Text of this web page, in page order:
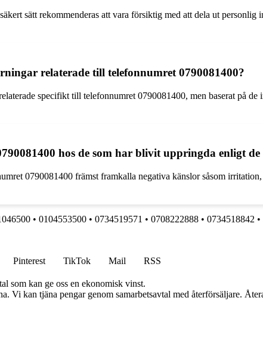
sätt rekommenderas att vara försiktig med att dela ut
relaterade till telefonnumret 0790081400?
specifikt till telefonnumret 0790081400, men baserat på
hos de som har blivit uppringda enligt de
0790081400 främst framkalla negativa känslor såsom
• 0104553500 • 0734519571 • 0708222888 • 0734518842 •
Pinterest TikTok Mail
RSS
som kan ge oss en ekonomisk vinst.
Vi kan tjäna pengar genom samarbetsavtal med återförsäljare.